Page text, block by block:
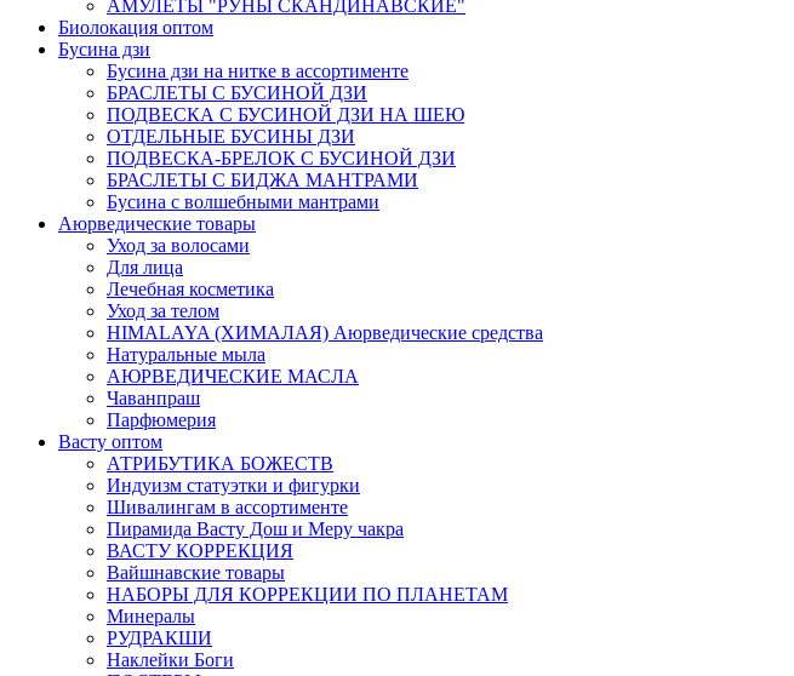
АМУЛЕТЫ "РУНЫ СКАНДИНАВСКИЕ"
Биолокация оптом
Бусина дзи
Бусина дзи на нитке в ассортименте
БРАСЛЕТЫ С БУСИНОЙ ДЗИ
ПОДВЕСКА С БУСИНОЙ ДЗИ НА ШЕЮ
ОТДЕЛЬНЫЕ БУСИНЫ ДЗИ
ПОДВЕСКА-БРЕЛОК С БУСИНОЙ ДЗИ
БРАСЛЕТЫ С БИДЖА МАНТРАМИ
Бусина с волшебными мантрами
Аюрведические товары
Уход за волосами
Для лица
Лечебная косметика
Уход за телом
HIMALAYA (ХИМАЛАЯ) Аюрведические средства
Натуральные мыла
АЮРВЕДИЧЕСКИЕ МАСЛА
Чаванпраш
Парфюмерия
Васту оптом
АТРИБУТИКА БОЖЕСТВ
Индуизм статуэтки и фигурки
Шивалингам в ассортименте
Пирамида Васту Дош и Меру чакра
ВАСТУ КОРРЕКЦИЯ
Вайшнавские товары
НАБОРЫ ДЛЯ КОРРЕКЦИИ ПО ПЛАНЕТАМ
Минералы
РУДРАКШИ
Наклейки Боги